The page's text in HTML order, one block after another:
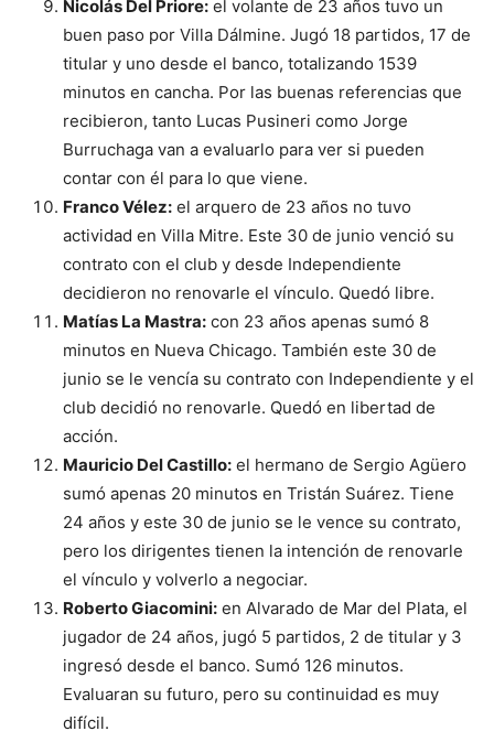
Nicolás Del Priore: el volante de 23 años tuvo un
buen paso por Villa Dálmine. Jugó 18 partidos, 17 de
titular y uno desde el banco, totalizando 1539
minutos en cancha. Por las buenas referencias que
recibieron, tanto Lucas Pusineri como Jorge
Burruchaga van a evaluarlo para ver si pueden
contar con él para lo que viene.
Franco Vélez: el arquero de 23 años no tuvo
actividad en Villa Mitre. Este 30 de junio venció su
contrato con el club y desde Independiente
decidieron no renovarle el vínculo. Quedó libre.
Matías La Mastra: con 23 años apenas sumó 8
minutos en Nueva Chicago. También este 30 de
junio se le vencía su contrato con Independiente y el
club decidió no renovarle. Quedó en libertad de
acción.
Mauricio Del Castillo: el hermano de Sergio Agüero
sumó apenas 20 minutos en Tristán Suárez. Tiene
24 años y este 30 de junio se le vence su contrato,
pero los dirigentes tienen la intención de renovarle
el vínculo y volverlo a negociar.
Roberto Giacomini: en Alvarado de Mar del Plata, el
jugador de 24 años, jugó 5 partidos, 2 de titular y 3
ingresó desde el banco. Sumó 126 minutos.
Evaluaran su futuro, pero su continuidad es muy
difícil.